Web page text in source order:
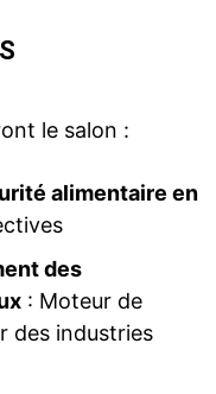
le salon :
alimentaire en
des
: Moteur de
des industries